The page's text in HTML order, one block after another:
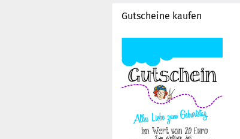
Gutscheine kaufen